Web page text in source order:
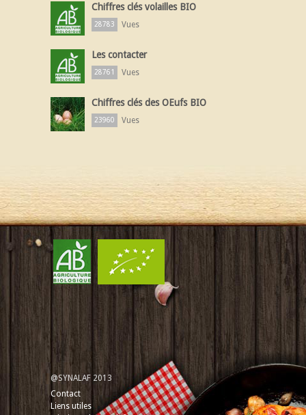
Chiffres clés volailles BIO
28783 Vues
Les contacter
28761 Vues
Chiffres clés des OEufs BIO
23960 Vues
@SYNALAF 2013
Contact
Liens utiles